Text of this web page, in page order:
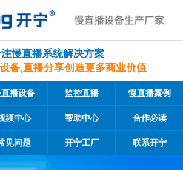
慢直播系统解决方案
备,直播分享创造更多商业价值
播设备 监控直播 慢直播案例
频中心 帮助中心 合作必读
见问题 开宁工厂 联系开宁